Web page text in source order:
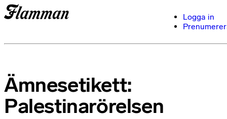
Logga in
Ämnesetikett:
Palestinarörelsen